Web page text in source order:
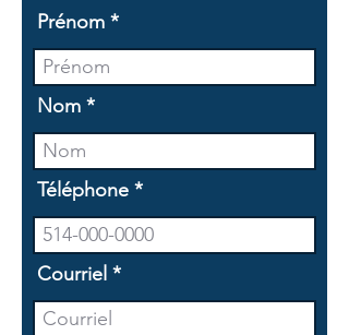
Prénom
Nom
Téléphone
Courriel